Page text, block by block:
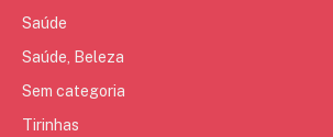
Saúde
Saúde, Beleza
Sem categoria
Tirinhas